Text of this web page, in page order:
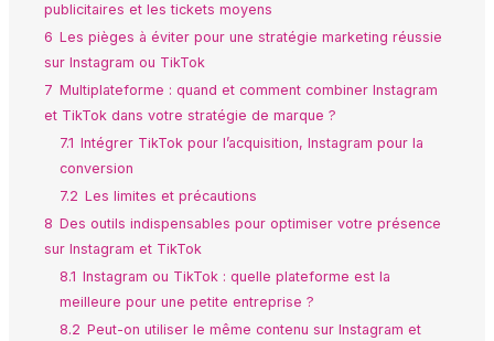
publicitaires et les tickets moyens
6 Les pièges à éviter pour une stratégie marketing réussie
sur Instagram ou TikTok
7 Multiplateforme : quand et comment combiner Instagram
et TikTok dans votre stratégie de marque ?
7.1 Intégrer TikTok pour l’acquisition, Instagram pour la
conversion
7.2 Les limites et précautions
8 Des outils indispensables pour optimiser votre présence
sur Instagram et TikTok
8.1 Instagram ou TikTok : quelle plateforme est la
meilleure pour une petite entreprise ?
8.2 Peut-on utiliser le même contenu sur Instagram et